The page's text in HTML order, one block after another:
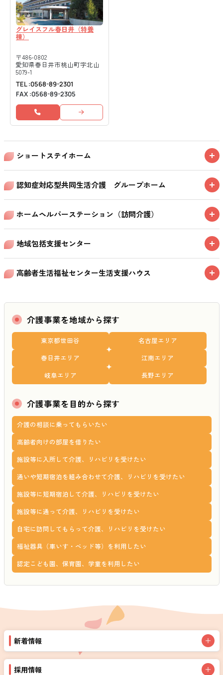
グレイスフル春日井（特養
棟）
〒486-0802
愛知県春日井市桃山町字北山
5079-1
0568-89-2301
0568-89-2305
ショートステイホーム
認知症対応型共同生活介護 グループホーム
ホームヘルパーステーション（訪問介護）
地域包括支援センター
高齢者生活福祉センター生活支援ハウス
介護事業を地域から探す
東京都世田谷
名古屋エリア
春日井エリア
江南エリア
岐阜エリア
長野エリア
介護事業を目的から探す
介護の相談に乗ってもらいたい
高齢者向けの部屋を借りたい
施設等に入所して介護、リハビリを受けたい
通いや短期宿泊を組み合わせて介護、リハビリを受けたい
施設等に短期宿泊して介護、リハビリを受けたい
施設等に通って介護、リハビリを受けたい
自宅に訪問してもらって介護、リハビリを受けたい
福祉器具（車いす・ベッド等）を利用したい
認定こども園、保育園、学童を利用したい
新着情報
採用情報